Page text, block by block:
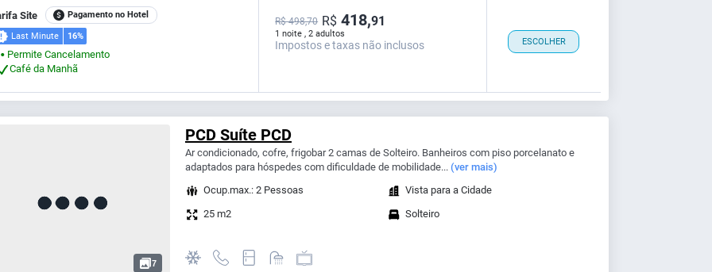
Site Pagamento no Hotel
Last Minute 16%
⬤
Permite Cancelamento
Café da Manhã
1 noite , 2 adultos
R$ 498,70 R$ 418,91
Impostos e taxas não inclusos ESCOLHER
7
PCD Suíte PCD
Ar condicionado, cofre, frigobar 2 camas de Solteiro. Banheiros com piso porcelanato e
adaptados para hóspedes com dificuldade de mobilidade... (ver mais)
Ocup.max.: 2 Pessoas
Vista para a Cidade
25 m2
Solteiro